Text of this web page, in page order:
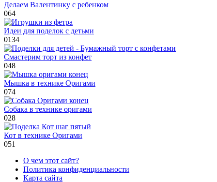
Делаем Валентинку с ребенком
064
Идеи для поделок с детьми
0134
Смастерим торт из конфет
048
Мышка в технике Оригами
074
Собака в технике оригами
028
Кот в технике Оригами
051
О чем этот сайт?
Политика конфиденциальности
Карта сайта